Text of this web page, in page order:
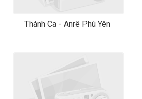
Thánh Ca - Anrê Phú Yên